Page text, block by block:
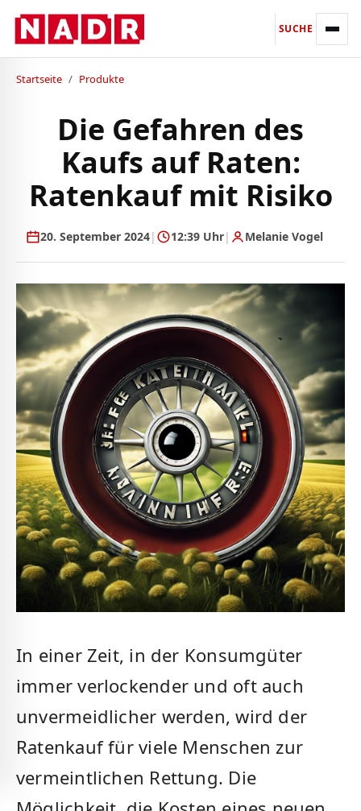
SUCHE
Startseite / Produkte
Die Gefahren des
Kaufs auf Raten:
Ratenkauf mit Risiko
20. September 2024| 12:39 Uhr| Melanie Vogel
In einer Zeit, in der Konsumgüter
immer verlockender und oft auch
unvermeidlicher werden, wird der
Ratenkauf für viele Menschen zur
vermeintlichen Rettung. Die